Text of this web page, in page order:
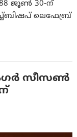
ജൂൺ 30-ന്
ലെഫേബ്ര്
സീസണ്‍